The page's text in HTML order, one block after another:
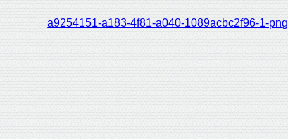
a9254151-a183-4f81-a040-1089acbc2f96-1-png